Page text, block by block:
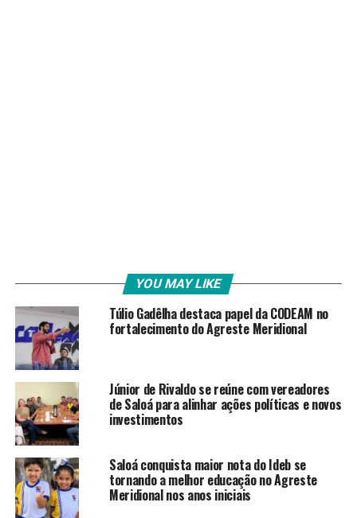
YOU MAY LIKE
Túlio Gadêlha destaca papel da CODEAM no
fortalecimento do Agreste Meridional
Júnior de Rivaldo se reúne com vereadores
de Saloá para alinhar ações políticas e novos
investimentos
Saloá conquista maior nota do Ideb se
tornando a melhor educação no Agreste
Meridional nos anos iniciais